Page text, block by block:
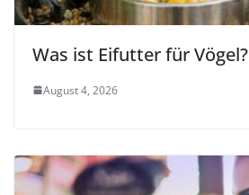
Was ist Eifutter für Vögel?
August 4, 2026